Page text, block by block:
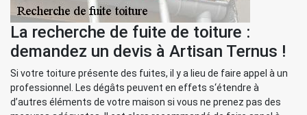
La recherche de fuite de toiture :
demandez un devis à Artisan Ternus !
Si votre toiture présente des fuites, il y a lieu de faire appel à un
professionnel. Les dégâts peuvent en effets s‘étendre à
d’autres éléments de votre maison si vous ne prenez pas des